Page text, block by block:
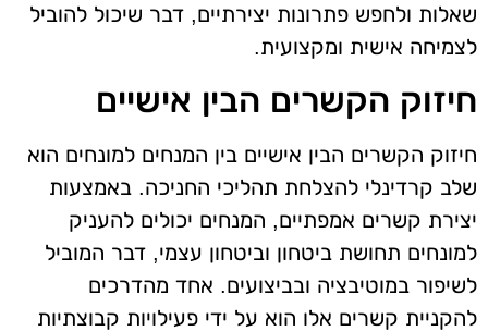
שאלות ולחפש פתרונות יצירתיים, דבר שיכול להוביל
לצמיחה אישית ומקצועית.
חיזוק הקשרים הבין אישיים
חיזוק הקשרים הבין אישיים בין המנחים למונחים הוא
שלב קרדינלי להצלחת תהליכי החניכה. באמצעות
יצירת קשרים אמפתיים, המנחים יכולים להעניק
למונחים תחושת ביטחון וביטחון עצמי, דבר המוביל
לשיפור במוטיבציה ובביצועים. אחד מהדרכים
להקניית קשרים אלו הוא על ידי פעילויות קבוצתיות